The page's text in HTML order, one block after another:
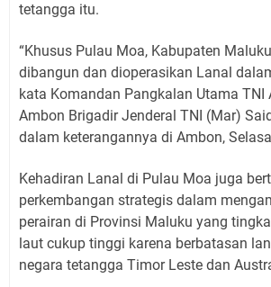
tetangga itu.
“Khusus Pulau Moa, Kabupaten
dibangun dan dioperasikan Lanal
kata Komandan Pangkalan Utama TNI
Ambon Brigadir Jenderal TNI (Mar)
dalam keterangannya di Ambon,
Kehadiran Lanal di Pulau Moa juga
perkembangan strategis dalam
perairan di Provinsi Maluku yang
laut cukup tinggi karena berbatasan
negara tetangga Timor Leste dan